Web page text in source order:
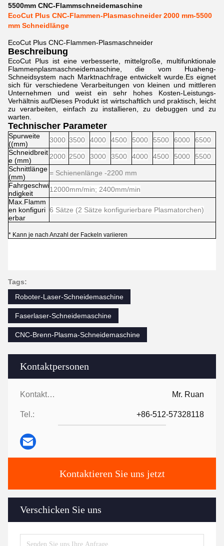
Kontaktpersonen
Kontaktpersonen: Mr. Ruan
Tel.: +86-512-57328118
Kontaktieren Sie uns jetzt
Verschicken Sie uns
5500mm CNC-Flammschneidemaschine
EcoCut Plus CNC-Flammen-Plasmaschneider 2000 mm-5500
mm Schneidlänge
EcoCut Plus CNC-Flammen-Plasmaschneider
Beschreibung
EcoCut Plus ist eine verbesserte, mittelgroße, multifunktionale
Flammenplasmaschneidemaschine, die vom Huaheng-
Schneidsystem nach Marktnachfrage entwickelt wurde.Es eignet
sich für verschiedene Verarbeitungen von kleinen und mittleren
Unternehmen und weist ein sehr hohes Kosten-Leistungs-
Verhältnis aufDieses Produkt ist wirtschaftlich und praktisch, leicht
zu verarbeiten, einfach zu installieren, zu debuggen und zu
warten.
Technischer Parameter
Spurweite
((mm)
3000 3500 4000 4500 5000 5500 6000
6500
Schneidbreit
e (mm)
2000 2500 3000 3500 4000 4500 5000
5500
Schnittlänge
(mm)
= Schienenlänge -2200 mm
Fahrgeschwi
ndigkeit
12000mm/min; 2400mm/min
Max.Flamm
en konfiguri
erbar
6 Sätze (2 Sätze konfigurierbare Plasmatorchen)
* Kann je nach Anzahl der Fackeln variieren
Tags:
Roboter-Laser-Schneidemaschine
Faserlaser-Schneidemaschine
CNC-Brenn-Plasma-Schneidemaschine